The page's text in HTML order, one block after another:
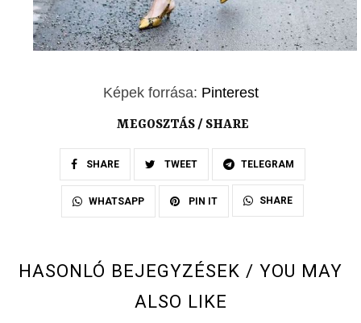
Képek forrása: Pinterest
MEGOSZTÁS / SHARE
SHARE TWEET TELEGRAM
WHATSAPP PIN IT SHARE
HASONLÓ BEJEGYZÉSEK / YOU MAY
ALSO LIKE